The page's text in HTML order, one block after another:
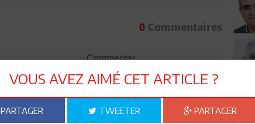
0Commentaires
Commenter
VOUS AVEZ AIMÉ CET ARTICLE ?
PARTAGER TWEETER PARTAGER